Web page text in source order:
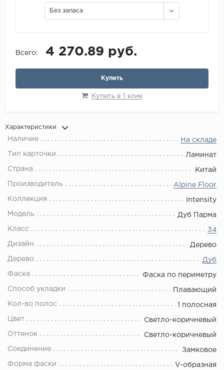
Без запаса
Всего: 4 270.89 руб.
Купить
Купить в 1 клик
Характеристики
Наличие На складе
Тип карточки Ламинат
Страна Китай
Производитель Alpine Floor
Коллекция Intensity
Модель Дуб Парма
Класс 34
Дизайн Дерево
Дерево Дуб
Фаска Фаска по периметру
Способ укладки Плавающий
Кол-во полос 1 полосная
Цвет Светло-коричневый
Оттенок Светло-коричневый
Соединение Замковое
Форма фаски V-образная